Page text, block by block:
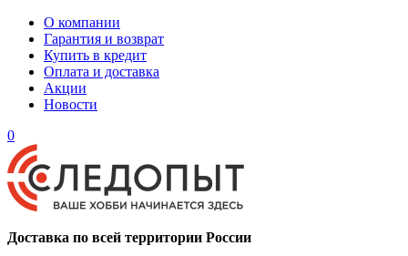
О компании
Гарантия и возврат
Купить в кредит
Оплата и доставка
Акции
Новости
0
Доставка по всей территории России